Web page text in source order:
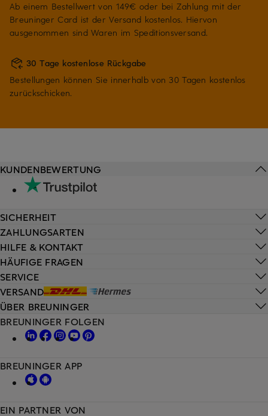
Ab einem Bestellwert von 149€ oder bei Zahlung mit der
Breuninger Card ist der Versand kostenlos. Hiervon
ausgenommen sind Waren im Speditionsversand.
30 Tage kostenlose Rückgabe
Bestellungen können Sie innerhalb von 30 Tagen kostenlos
zurückschicken.
HILFE & KONTAKT
HÄUFIGE FRAGEN
SERVICE
VERSAND
KUNDENBEWERTUNG
SICHERHEIT
ZAHLUNGSARTEN
ÜBER BREUNINGER
EIN PARTNER VON
BREUNINGER FOLGEN
BREUNINGER APP